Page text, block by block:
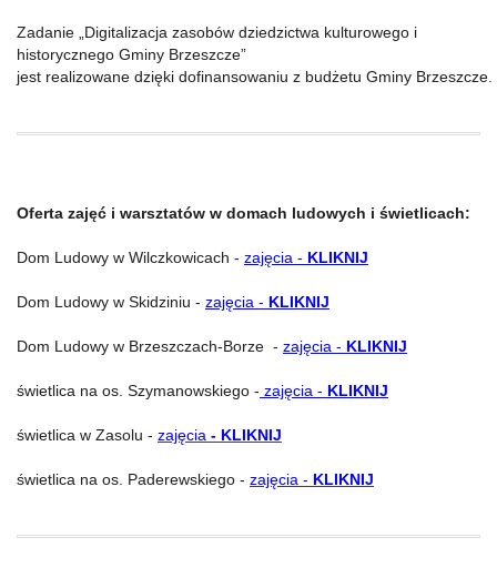
Zadanie „Digitalizacja zasobów dziedzictwa kulturowego i
historycznego Gminy Brzeszcze”
jest realizowane dzięki dofinansowaniu z budżetu Gminy Brzeszcze.
Oferta zajęć i warsztatów w domach ludowych i świetlicach:
Dom Ludowy w Wilczkowicach - zajęcia - KLIKNIJ
Dom Ludowy w Skidziniu - zajęcia - KLIKNIJ
Dom Ludowy w Brzeszczach-Borze - zajęcia - KLIKNIJ
świetlica na os. Szymanowskiego - zajęcia - KLIKNIJ
świetlica w Zasolu - zajęcia - KLIKNIJ
świetlica na os. Paderewskiego - zajęcia - KLIKNIJ